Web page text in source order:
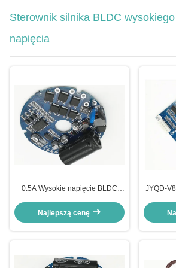
Sterownik silnika BLDC wysokiego
napięcia
0.5A Wysokie napięcie BLDC
prędkości impulsu wyjścia -20 -
85 ℃
Najlepszą cenę
JYQD-